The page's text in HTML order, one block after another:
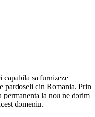
capabila sa furnizeze
pardoseli din Romania. Prin
permanenta la nou ne dorim
domeniu.